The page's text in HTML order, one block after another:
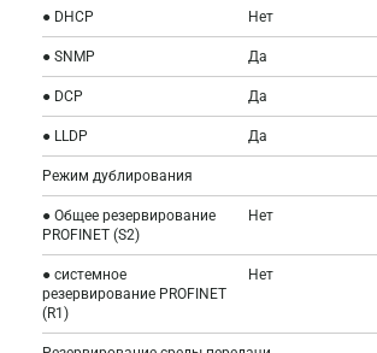
● DHCP Нет
● SNMP Да
● DCP Да
● LLDP Да
Режим дублирования
● Общее резервирование
PROFINET (S2)
Нет
● системное
резервирование PROFINET
(R1)
Нет